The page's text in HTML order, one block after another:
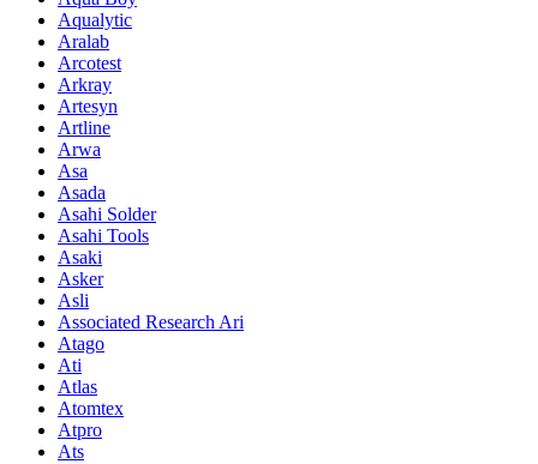
Aqualytic
Aralab
Arcotest
Arkray
Artesyn
Artline
Arwa
Asa
Asada
Asahi Solder
Asahi Tools
Asaki
Asker
Asli
Associated Research Ari
Atago
Ati
Atlas
Atomtex
Atpro
Ats